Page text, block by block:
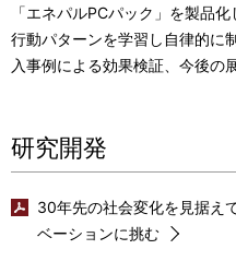
「エネパルPCパック」を製品
行動パターンを学習し自律的に
入事例による効果検証、今後の
研究開発
30年先の社会変化を見据え
ベーションに挑む